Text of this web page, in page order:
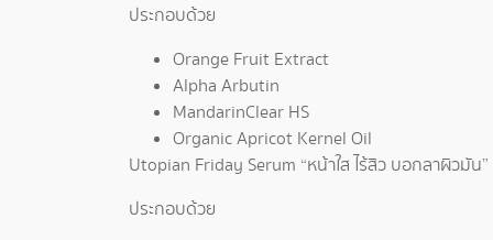
ประกอบด้วย
Orange Fruit Extract
Alpha Arbutin
MandarinClear HS
Organic Apricot Kernel Oil
Utopian Friday Serum “หน้าใส ไร้สิว บอกลาผิวมัน”
ประกอบด้วย